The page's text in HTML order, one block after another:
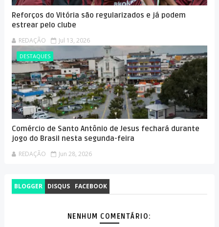
Reforços do Vitória são regularizados e já podem
estrear pelo clube
REDAÇÃO Jul 13, 2026
DESTAQUES
Comércio de Santo Antônio de Jesus fechará durante
jogo do Brasil nesta segunda-feira
REDAÇÃO Jun 28, 2026
BLOGGER DISQUS FACEBOOK
NENHUM COMENTÁRIO: